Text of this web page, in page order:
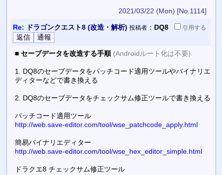
2021/03/22 (Mon) [No.1114]
Re: ドラゴンクエスト8 (改造・解析) 投稿者： DQ8 引用する
■ セーブデータを改造する手順 (Androidルート化は不要)
1. DQ8のセーブデータをパッチコード適用ツールやバイナリエ
ディターなどで書き換える
2. DQ8のセーブデータをチェックサム修正ツールで書き換える
パッチコード適用ツール
http://web.save-editor.com/tool/wse_patchcode_apply.html
簡易バイナリエディター
http://web.save-editor.com/tool/wse_hex_editor_simple.html
ドラクエ8 チェックサム修正ツール